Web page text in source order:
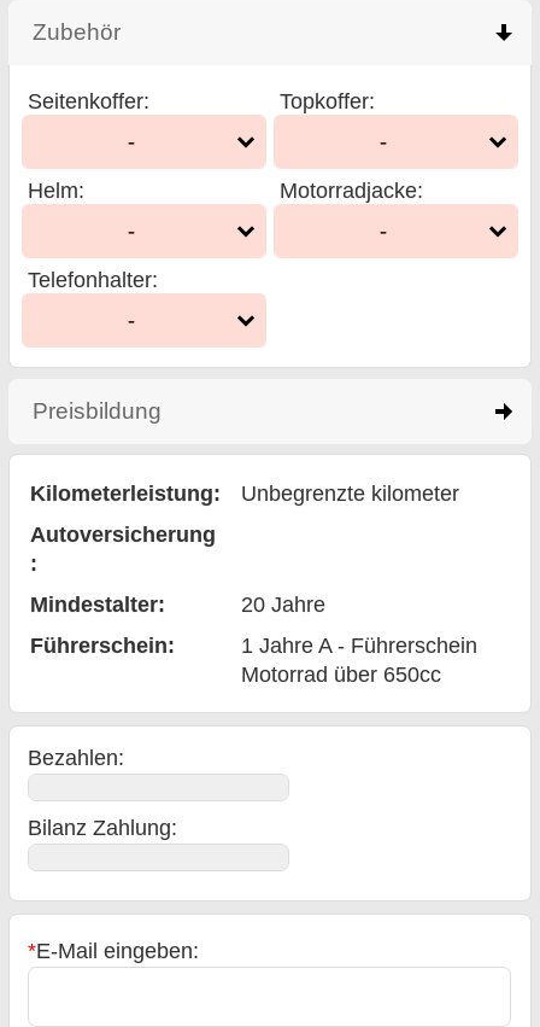
Zubehör
Seitenkoffer:
-
Topkoffer:
-
Helm:
-
Motorradjacke:
-
Telefonhalter:
-
Preisbildung
Kilometerleistung:
Unbegrenzte kilometer
Auto­versicherung
:
Mindestalter:
20 Jahre
Führerschein:
1 Jahre A - Führerschein
Motorrad über 650cc
Bezahlen:
Bilanz Zahlung:
*E-Mail eingeben: